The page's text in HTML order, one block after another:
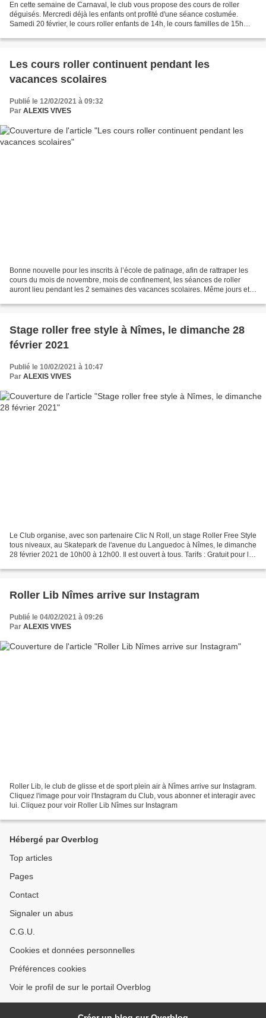
En cette semaine de Carnaval, le club vous propose des cours de roller
déguisés. Mercredi déjà les enfants ont profité d'une séance costumée.
Samedi 20 février, le cours roller enfants de 14h, le cours familles de 15h
Les cours roller continuent pendant les
vacances scolaires
Publié le 12/02/2021 à 09:32
Par ALEXIS VIVES
Bonne nouvelle pour les inscrits à l’école de patinage, afin de rattraper les
cours du mois de novembre, mois de confinement, les séances de roller
auront lieu pendant les 2 semaines des vacances scolaires. Même jours et
Stage roller free style à Nîmes, le dimanche 28
février 2021
Publié le 10/02/2021 à 10:47
Par ALEXIS VIVES
Le Club organise, avec son partenaire Clic N Roll, un stage Roller Free Style
tous niveaux, au Skatepark de l'avenue du Languedoc à Nîmes, le dimanche
28 février 2021 de 10h00 à 12h00. Il est ouvert à tous. Tarifs : Gratuit pour les
Roller Lib Nîmes arrive sur Instagram
Publié le 04/02/2021 à 09:26
Par ALEXIS VIVES
Roller Lib, le club de glisse et de sport plein air à Nîmes arrive sur Instagram.
Cliquez l'image pour voir l'Instagram du Club, vous abonner et interagir avec
lui. Cliquez pour voir Roller Lib Nîmes sur Instagram
Hébergé par Overblog
Top articles
Pages
Contact
Signaler un abus
C.G.U.
Cookies et données personnelles
Préférences cookies
Voir le profil de sur le portail Overblog